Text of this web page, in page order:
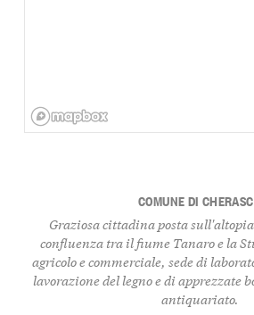
COMUNE DI
Graziosa cittadina posta
confluenza tra il fiume Tanaro e la
agricolo e commerciale, sede di
lavorazione del legno e di apprezzate
antiquariato.